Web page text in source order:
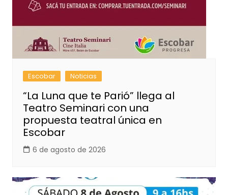
Escobar Noticias
“La Luna que te Parió” llega al
Teatro Seminari con una
propuesta teatral única en
Escobar
6 de agosto de 2026